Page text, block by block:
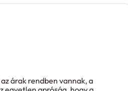
egyetlen apróság, hogy a
kicsit masszívabb, de